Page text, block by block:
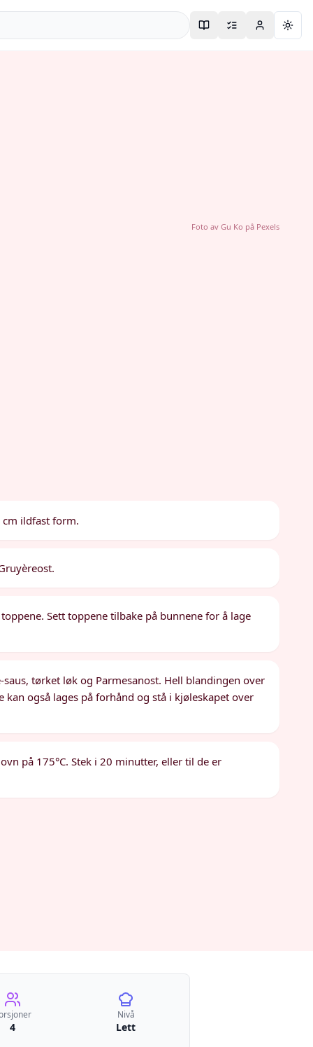
Foto av Gu Ko på Pexels
cm ildfast form.
Sett toppene tilbake på bunnene for å lage
tørket løk og Parmesanost. Hell blandingen over
også lages på forhånd og stå i kjøleskapet over
på 175°C. Stek i 20 minutter, eller til de er
4
Nivå
Lett